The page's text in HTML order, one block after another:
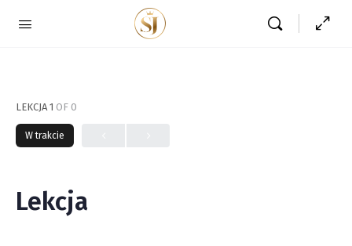
LEKCJA 1 OF 0
W trakcie
Lekcja